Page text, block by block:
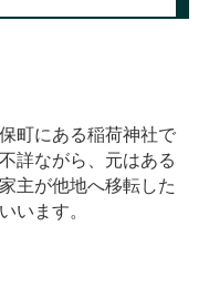
町にある稲荷神社で
詳ながら、元はある
主が他地へ移転した
います。